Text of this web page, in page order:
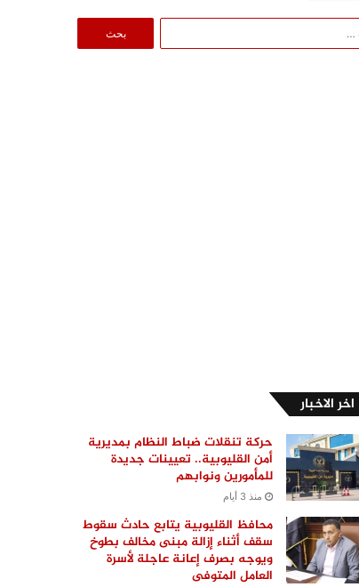
عن:
اخر الاخبار
حركة تنقلات ضباط النظام بمديرية
أمن القليوبية.. تعيينات جديدة
للمأمورين ونوابهم
منذ 3 أيام
محافظ القليوبية يتابع حادث سقوط
سقف أثناء إزالة مبنى مخالف بطوخ
ويوجه بصرف إعانة عاجلة لأسرة
العامل المتوفى